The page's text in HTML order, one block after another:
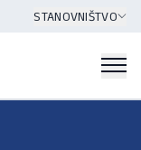
STANOVNIŠTVO